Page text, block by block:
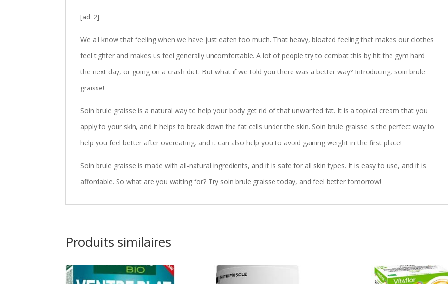
[ad_2]
We all know that feeling when we have just eaten too much. That heavy, bloated feeling that makes our clothes
feel tighter and makes us feel generally uncomfortable. A lot of people try to combat this by hit the gym hard
the next day, or going on a crash diet. But what if we told you there was a better way? Introducing, soin brule
graisse!
Soin brule graisse is a natural way to help your body get rid of that unwanted fat. It is a topical cream that you
apply to your skin, and it helps to break down the fat cells under the skin. Soin brule graisse is the perfect way to
help you feel better after overeating, and it can also help you to avoid gaining weight in the first place!
Soin brule graisse is made with all-natural ingredients, and it is safe for all skin types. It is easy to use, and it is
affordable. So what are you waiting for? Try soin brule graisse today, and feel better tomorrow!
Produits similaires